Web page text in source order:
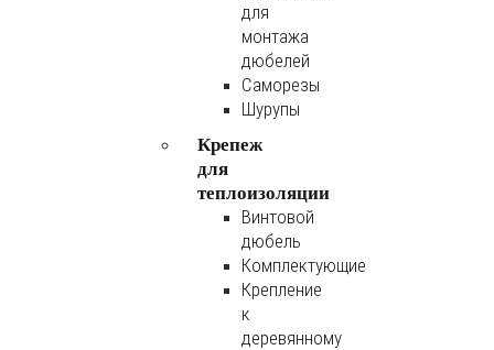
для
монтажа
дюбелей
Саморезы
Шурупы
Крепеж
для
теплоизоляции
Винтовой
дюбель
Комплектующие
Крепление
к
деревянному